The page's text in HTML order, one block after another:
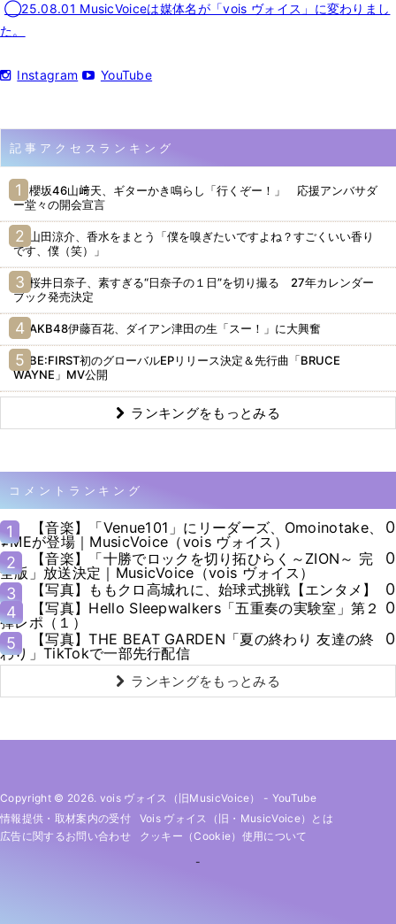
◯25.08.01 MusicVoiceは媒体名が「vois ヴォイス」に変わりまし
た。
Instagram YouTube
記事アクセスランキング
櫻坂46山﨑天、ギターかき鳴らし「行くぞー！」 応援アンバサダ
ー堂々の開会宣言
山田涼介、香水をまとう「僕を嗅ぎたいですよね？すごくいい香り
です、僕（笑）」
桜井日奈子、素すぎる“日奈子の１日”を切り撮る 27年カレンダー
ブック発売決定
AKB48伊藤百花、ダイアン津田の生「スー！」に大興奮
BE:FIRST初のグローバルEPリリース決定＆先行曲「BRUCE
WAYNE」MV公開
ランキングをもっとみる
コメントランキング
1
【音楽】「Venue101」にリーダーズ、Omoinotake、
≠MEが登場｜MusicVoice（vois ヴォイス）
0
2
【音楽】「十勝でロックを切り拓ひらく～ZION～ 完
全版」放送決定｜MusicVoice（vois ヴォイス）
0
3
【写真】ももクロ高城れに、始球式挑戦【エンタメ】
0
4
【写真】Hello Sleepwalkers「五重奏の実験室」第２
弾レポ（１）
0
5
【写真】THE BEAT GARDEN「夏の終わり 友達の終
わり」TikTokで一部先行配信
0
ランキングをもっとみる
Copyright © 2026. vois ヴォイス（旧MusicVoice） - YouTube
情報提供・取材案内の受付
Vois ヴォイス（旧・MusicVoice）とは
広告に関するお問い合わせ
クッキー（cookie）使用について
-